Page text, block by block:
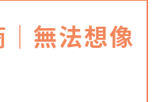
無法想像